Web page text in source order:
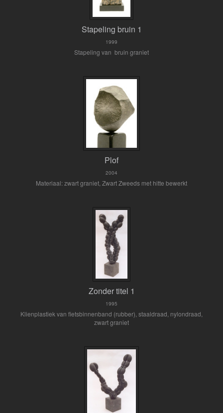
Stapeling bruin 1
1999
Stapeling van bruin graniet
Plof
2004
Materiaal: zwart graniet, Zwart Zweeds met hitte bewerkt
Zonder titel 1
1995
Klienplastiek van fietsbinnenband (rubber), staaldraad, nylondraad,
zwart graniet